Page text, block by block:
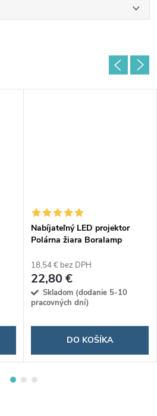
Nabíjateľný LED projektor
Polárna žiara Boralamp
18,54 € bez DPH
22,80 €
Skladom (dodanie 5-10
pracovných dní)
DO KOŠÍKA